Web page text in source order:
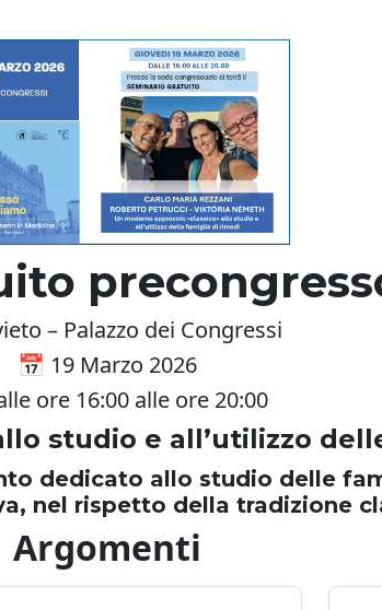
– Palazzo dei Congressi
📅 19 Marzo 2026
ore 16:00 alle ore 20:00
studio e all’utilizzo
dedicato allo studio delle
nel rispetto della tradizione
Argomenti